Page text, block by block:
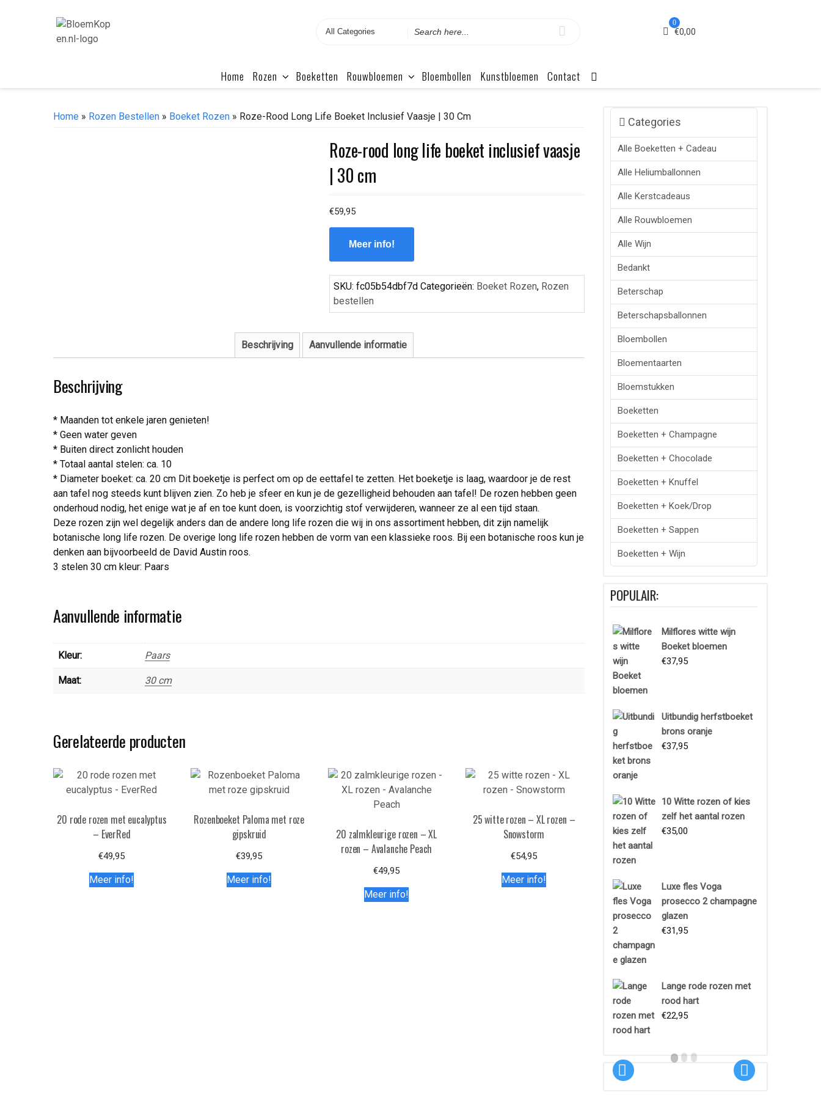
Search
0
€0,00
Home Rozen Boeketten Rouwbloemen Bloembollen Kunstbloemen Contact
Home » Rozen Bestellen » Boeket Rozen » Roze-Rood Long Life Boeket Inclusief Vaasje | 30 Cm
Roze-rood long life boeket inclusief vaasje
| 30 cm
€59,95
Meer info!
SKU:fc05b54dbf7d Categorieën: Boeket Rozen, Rozen
bestellen
Beschrijving Aanvullende informatie
Beschrijving
* Maanden tot enkele jaren genieten!
* Geen water geven
* Buiten direct zonlicht houden
* Totaal aantal stelen: ca. 10
* Diameter boeket: ca. 20 cm Dit boeketje is perfect om op de eettafel te zetten. Het boeketje is laag, waardoor je de rest
aan tafel nog steeds kunt blijven zien. Zo heb je sfeer en kun je de gezelligheid behouden aan tafel! De rozen hebben geen
onderhoud nodig, het enige wat je af en toe kunt doen, is voorzichtig stof verwijderen, wanneer ze al een tijd staan.
Deze rozen zijn wel degelijk anders dan de andere long life rozen die wij in ons assortiment hebben, dit zijn namelijk
botanische long life rozen. De overige long life rozen hebben de vorm van een klassieke roos. Bij een botanische roos kun je
denken aan bijvoorbeeld de David Austin roos.
3 stelen 30 cm kleur: Paars
Aanvullende informatie
Kleur: Paars
Maat: 30 cm
Gerelateerde producten
20 rode rozen met eucalyptus
– EverRed
€49,95
Meer info!
Rozenboeket Paloma met roze
gipskruid
€39,95
Meer info!
20 zalmkleurige rozen – XL
rozen – Avalanche Peach
€49,95
Meer info!
25 witte rozen – XL rozen –
Snowstorm
€54,95
Meer info!
Categories
Alle Boeketten + Cadeau
Alle Heliumballonnen
Alle Kerstcadeaus
Alle Rouwbloemen
Alle Wijn
Bedankt
Beterschap
Beterschapsballonnen
Bloembollen
Bloementaarten
Bloemstukken
Boeketten
Boeketten + Champagne
Boeketten + Chocolade
Boeketten + Knuffel
Boeketten + Koek/drop
Boeketten + Sappen
Boeketten + Wijn
POPULAIR:
Milflores witte wijn
Boeket bloemen
€37,95
Uitbundig herfstboeket
brons oranje
€37,95
10 Witte rozen of kies
zelf het aantal rozen
€35,00
Luxe fles Voga
prosecco 2 champagne
glazen
€31,95
Lange rode rozen met
rood hart
€22,95
Boeket
Proeftuin